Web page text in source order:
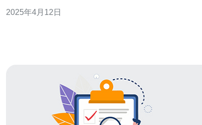
阿里云轻量级服务器则以其简洁、直接、高效的特点成为
2025年4月12日